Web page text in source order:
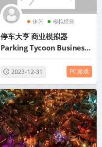
休闲 模拟经营
停车大亨 商业模拟器
Parking Tycoon Business
Simulator
Build.12661121+中文网盘
下载
2023-12-31 PC游戏